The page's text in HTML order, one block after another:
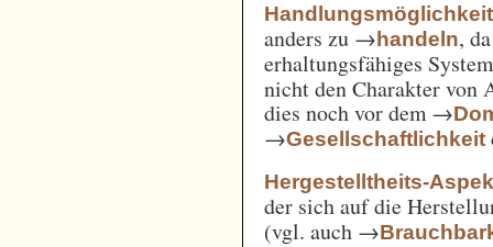
Handlungsmöglichkeit
anders zu →handeln,
erhaltungsfähiges
nicht den Charakter von
dies noch vor dem →
→Gesellschaftlichkeit
Hergestelltheits-
der sich auf die
(vgl. auch →